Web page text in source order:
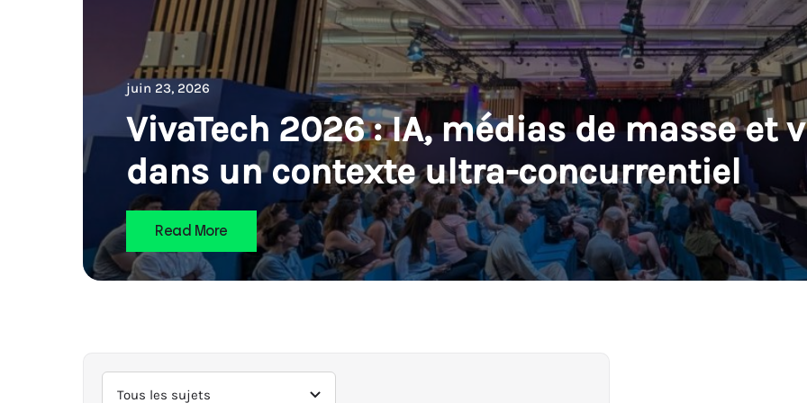
juin 23, 2026
VivaTech 2026 : IA, médias de masse et
dans un contexte ultra-concurrentiel
Read More